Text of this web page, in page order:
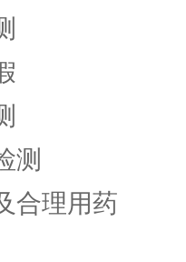
测
理用药